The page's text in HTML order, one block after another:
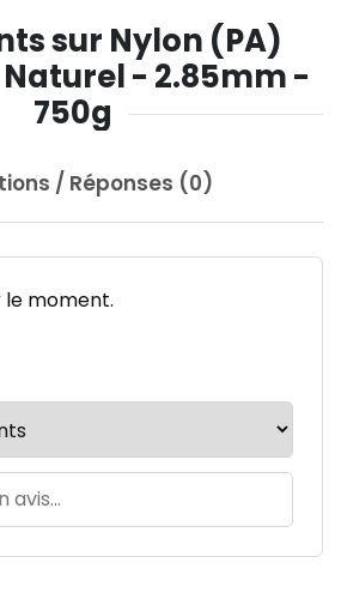
sur Nylon (PA)
- 2.85mm -
750g
/ Réponses (0)
le moment.